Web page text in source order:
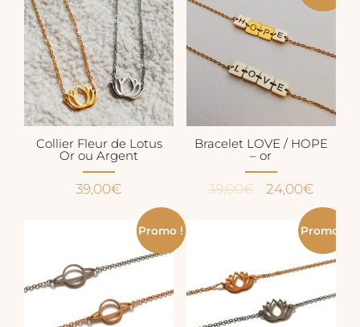
était :
59,00€.
est :
49,00€.
était :
49,00€.
est :
Collier Fleur de Lotus
Or ou Argent
39,00€
Bracelet LOVE / HOPE
– or
39,00€
Le
initial
39,00€.
24,00€Le
prix
actuel
est :
Promo ! Promo !